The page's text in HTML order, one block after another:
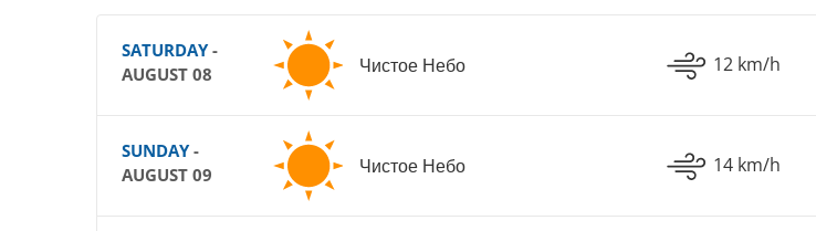
SATURDAY-
AUGUST 08
Чистое Небо 12 km/h
SUNDAY-
AUGUST 09
Чистое Небо 14 km/h